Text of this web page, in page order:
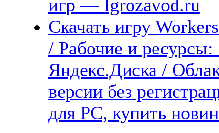
игр — Igrozavod.ru
Скачать игру
/ Рабочие и ресурсы:
Яндекс.Диска /
версии без
для PC, купить